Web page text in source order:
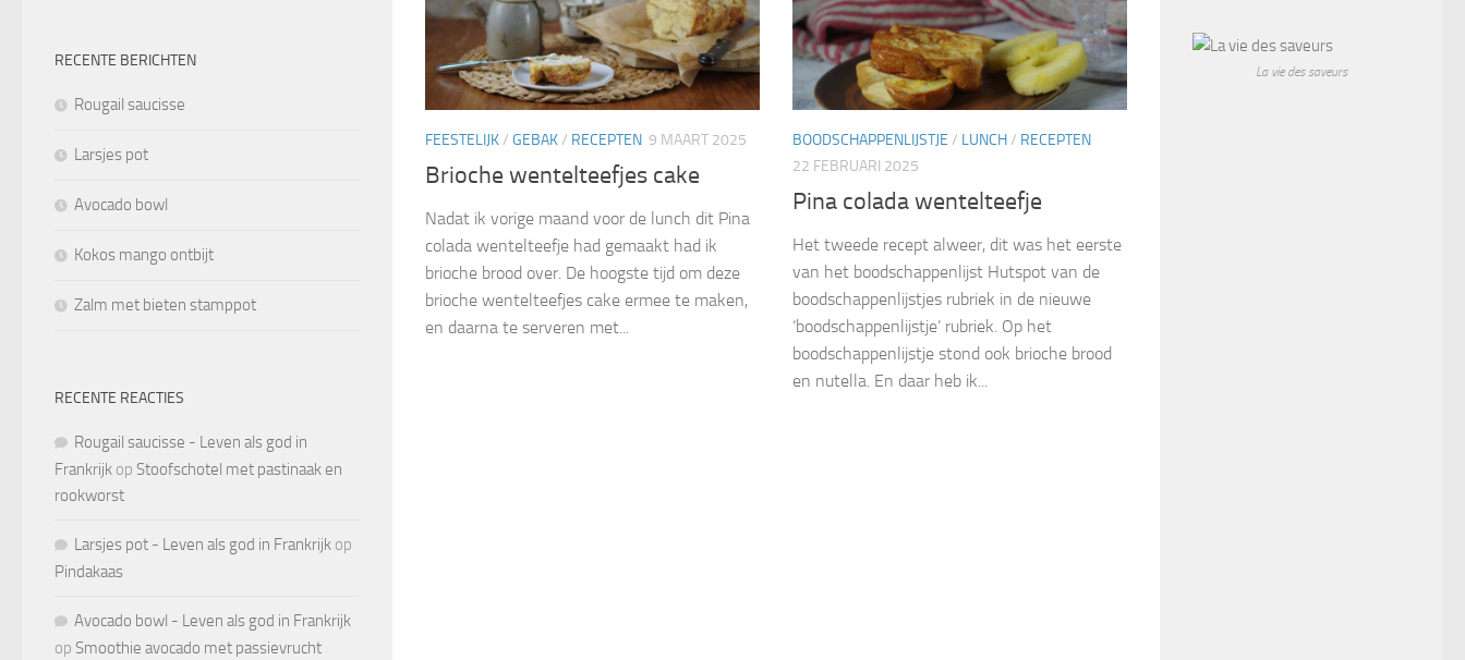
FEESTELIJK/ GEBAK/ RECEPTEN 9 MAART 2025
Brioche wentelteefjes cake
Nadat ik vorige maand voor de lunch dit Pina
colada wentelteefje had gemaakt had ik
brioche brood over. De hoogste tijd om deze
brioche wentelteefjes cake ermee te maken,
en daarna te serveren met...
BOODSCHAPPENLIJSTJE / LUNCH/ RECEPTEN
22 FEBRUARI 2025
Pina colada wentelteefje
Het tweede recept alweer, dit was het eerste
van het boodschappenlijst Hutspot van de
boodschappenlijstjes rubriek in de nieuwe
‘boodschappenlijstje’ rubriek. Op het
boodschappenlijstje stond ook brioche brood
en nutella. En daar heb ik...
RECENTE BERICHTEN
Rougail saucisse
Larsjes pot
Avocado bowl
Kokos mango ontbijt
Zalm met bieten stamppot
RECENTE REACTIES
Rougail saucisse - Leven als god in
Frankrijk op Stoofschotel met pastinaak en
rookworst
Larsjes pot - Leven als god in Frankrijk op
Pindakaas
Avocado bowl - Leven als god in Frankrijk
op Smoothie avocado met passievrucht
La vie des saveurs